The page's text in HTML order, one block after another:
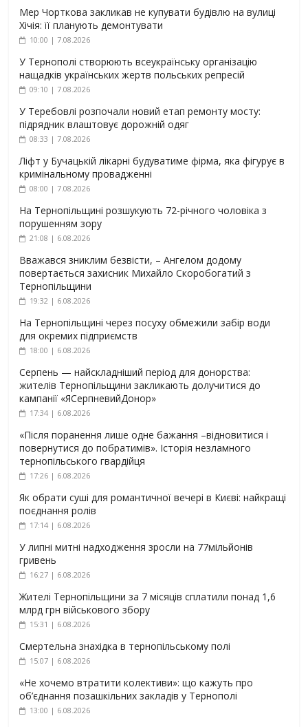
Мер Чорткова закликав не купувати будівлю на вулиці
Хічія: її планують демонтувати
10:00 | 7.08.2026
У Тернополі створюють всеукраїнську організацію
нащадків українських жертв польських репресій
09:10 | 7.08.2026
У Теребовлі розпочали новий етап ремонту мосту:
підрядник влаштовує дорожній одяг
08:33 | 7.08.2026
Ліфт у Бучацькій лікарні будуватиме фірма, яка фігурує в
кримінальному провадженні
08:00 | 7.08.2026
На Тернопільщині розшукують 72-річного чоловіка з
порушенням зору
21:08 | 6.08.2026
Вважався зниклим безвісти, – Ангелом додому
повертається захисник Михайло Скоробогатий з
Тернопільщини
19:32 | 6.08.2026
На Тернопільщині через посуху обмежили забір води
для окремих підприємств
18:00 | 6.08.2026
Серпень — найскладніший період для донорства:
жителів Тернопільщини закликають долучитися до
кампанії «ЯСерпневийДонор»
17:34 | 6.08.2026
«Після поранення лише одне бажання –відновитися і
повернутися до побратимів». Історія незламного
тернопільського гвардійця
17:26 | 6.08.2026
Як обрати суші для романтичної вечері в Києві: найкращі
поєднання ролів
17:14 | 6.08.2026
У липні митні надходження зросли на 77мільйонів
гривень
16:27 | 6.08.2026
Жителі Тернопільщини за 7 місяців сплатили понад 1,6
млрд грн військового збору
15:31 | 6.08.2026
Смертельна знахідка в тернопільському полі
15:07 | 6.08.2026
«Не хочемо втратити колективи»: що кажуть про
об’єднання позашкільних закладів у Тернополі
13:00 | 6.08.2026